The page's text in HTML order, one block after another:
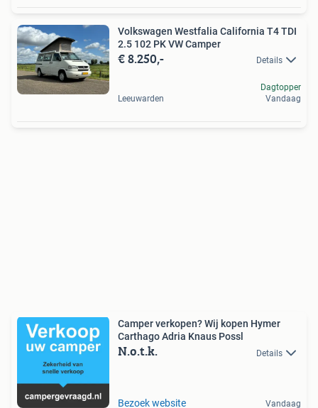
Volkswagen Westfalia California T4 TDI
2.5 102 PK VW Camper
€ 8.250,- Details
Leeuwarden
Dagtopper
Vandaag
Camper verkopen? Wij kopen Hymer
Carthago Adria Knaus Possl
N.o.t.k. Details
Bezoek website Vandaag